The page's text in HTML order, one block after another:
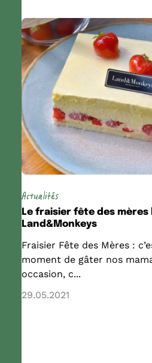
Actualités
Le fraisier fête des mères
Land&Monkeys
Fraisier Fête des Mères :
moment de gâter nos
occasion, c...
29.05.2021